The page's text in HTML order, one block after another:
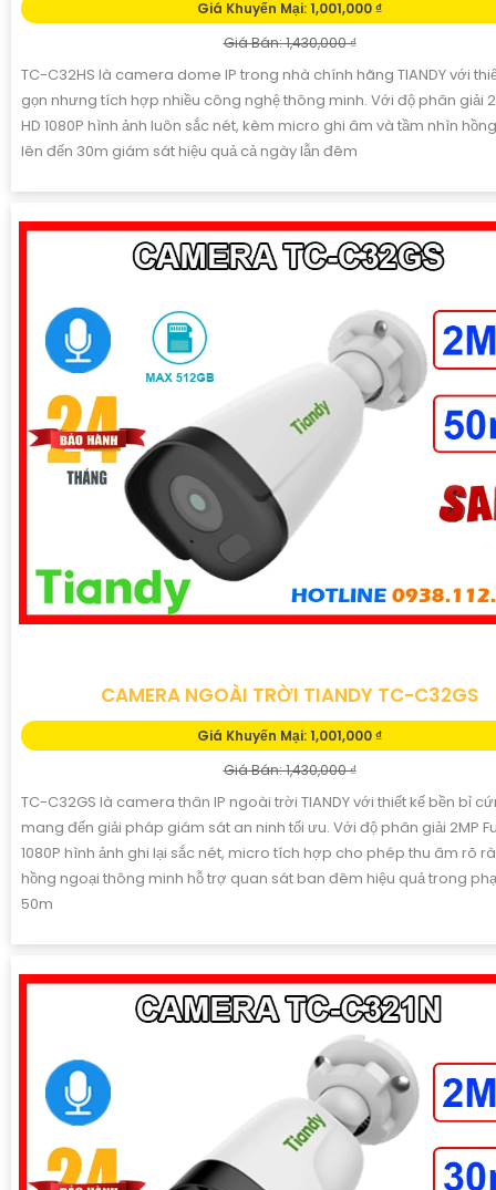
Giá Khuyến Mại: 1,001,000 ₫
Giá Bán: 1,430,000 ₫
TC-C32HS là camera dome IP trong nhà chính hãng TIANDY với
gọn nhưng tích hợp nhiều công nghệ thông minh. Với độ phân giải
HD 1080P hình ảnh luôn sắc nét, kèm micro ghi âm và tầm nhìn
lên đến 30m giám sát hiệu quả cả ngày lẫn đêm
CAMERA NGOÀI TRỜI TIANDY TC-C32GS
Giá Khuyến Mại: 1,001,000 ₫
Giá Bán: 1,430,000 ₫
TC-C32GS là camera thân IP ngoài trời TIANDY với thiết kế bền bỉ
mang đến giải pháp giám sát an ninh tối ưu. Với độ phân giải 2MP
1080P hình ảnh ghi lại sắc nét, micro tích hợp cho phép thu âm rõ
hồng ngoại thông minh hỗ trợ quan sát ban đêm hiệu quả trong
50m